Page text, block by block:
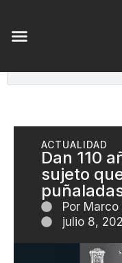
ACTUALIDAD
Dan 110
sujeto
Por Marco
julio 8,